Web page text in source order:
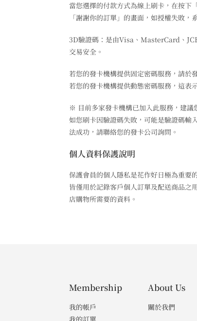
當您選擇的付款方式為線上刷卡，在按下
「謝謝你的訂單」的畫面，如授權失敗
3D驗證碼：是由Visa、MasterCard、
交易安全。
若您的發卡機構提供固定密碼服務，請於
若您的發卡機構提供動態密碼服務，這表
※ 目前多家發卡機構已加入此服務，建議
如您刷卡因驗證碼失敗，可能是驗證碼輸
法成功，請聯絡您的發卡公司詢問。
個人資料保護說明
保護會員的個人隱私是花作好日極為重要
皆僅用於記錄客戶個人訂單及配送商品之
店購物所需要的資料。
Membership
我的帳戶
我的訂單
About Us
關於我們